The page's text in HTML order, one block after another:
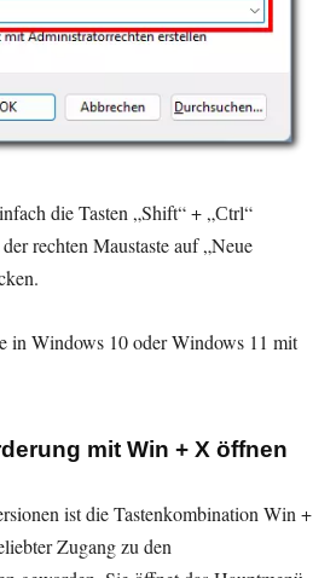
die Tasten „Shift“ + „Сtrl“
rechten Maustaste auf „Neue
in Windows 10 oder Windows 11 mit
mit Win + X öffnen
ist die Tastenkombination Win +
Zugang zu den